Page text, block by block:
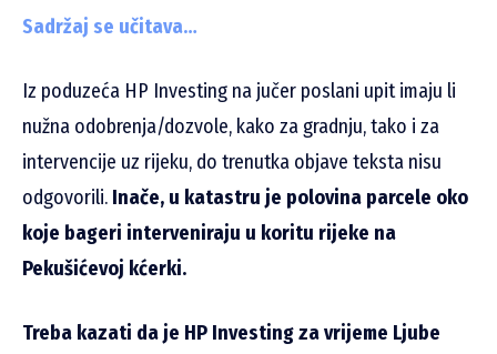
Sadržaj se učitava…
Iz poduzeća HP Investing na jučer poslani upit imaju li
nužna odobrenja/dozvole, kako za gradnju, tako i za
intervencije uz rijeku, do trenutka objave teksta nisu
odgovorili. Inače, u katastru je polovina parcele oko
koje bageri interveniraju u koritu rijeke na
Pekušićevoj kćerki.
Treba kazati da je HP Investing za vrijeme Ljube